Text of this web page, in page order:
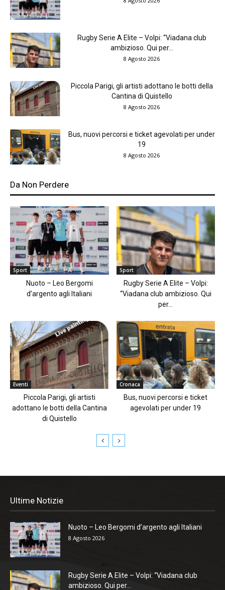
Rugby Serie A Elite – Volpi: “Viadana club
ambizioso. Qui per...
8 Agosto 2026
Piccola Parigi, gli artisti adottano le botti della
Cantina di Quistello
8 Agosto 2026
Bus, nuovi percorsi e ticket agevolati per under
19
8 Agosto 2026
Da Non Perdere
Sport
Nuoto – Leo Bergomi
d’argento agli Italiani
Sport
Rugby Serie A Elite – Volpi:
“Viadana club ambizioso. Qui
per...
Eventi
Piccola Parigi, gli artisti
adottano le botti della Cantina
di Quistello
Cronaca
Bus, nuovi percorsi e ticket
agevolati per under 19
Ultime Notizie
Nuoto – Leo Bergomi d’argento agli Italiani
8 Agosto 2026
Rugby Serie A Elite – Volpi: “Viadana club
ambizioso. Qui per...